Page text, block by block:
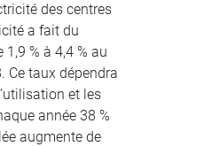
des centres
a fait du
% à 4,4 % au
Ce taux dépendra
et les
année 38 %
augmente de